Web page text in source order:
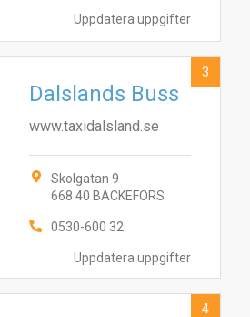
Uppdatera uppgifter
Uppdatera uppgifter
Dalslands Buss
www.taxidalsland.se
Skolgatan 9
668 40 BÄCKEFORS
0530-600 32
3
4